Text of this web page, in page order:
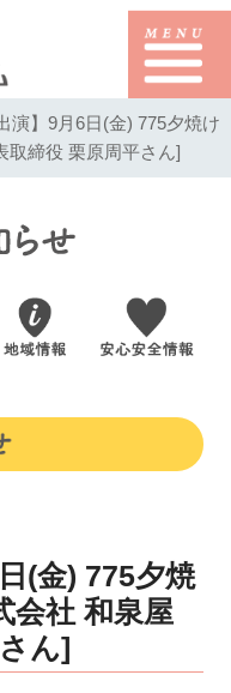
演】9月6日(金) 775夕焼け
取締役 栗原周平さん]
(金) 775夕焼
会社 和泉屋
ん]